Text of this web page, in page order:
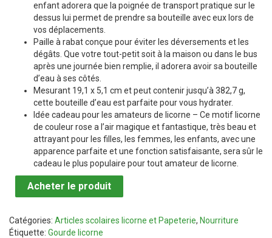
enfant adorera que la poignée de transport pratique sur le
dessus lui permet de prendre sa bouteille avec eux lors de
vos déplacements.
Paille à rabat conçue pour éviter les déversements et les
dégâts. Que votre tout-petit soit à la maison ou dans le bus
après une journée bien remplie, il adorera avoir sa bouteille
d’eau à ses côtés.
Mesurant 19,1 x 5,1 cm et peut contenir jusqu’à 382,7 g,
cette bouteille d’eau est parfaite pour vous hydrater.
Idée cadeau pour les amateurs de licorne – Ce motif licorne
de couleur rose a l’air magique et fantastique, très beau et
attrayant pour les filles, les femmes, les enfants, avec une
apparence parfaite et une fonction satisfaisante, sera sûr le
cadeau le plus populaire pour tout amateur de licorne.
Acheter le produit
Catégories: Articles scolaires licorne et Papeterie, Nourriture
Étiquette: Gourde licorne